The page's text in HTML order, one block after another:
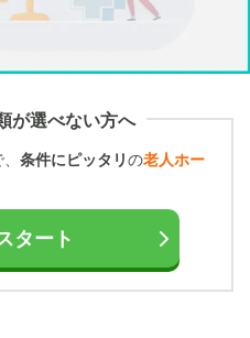
が選べない方へ
条件にピッタリの老人ホー
タート